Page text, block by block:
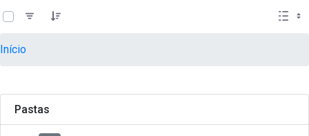
Pular para o Conteúdo principal
teste descricao
Início
Pastas